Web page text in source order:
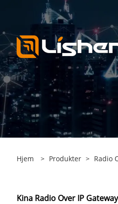
Hjem > Produkter > Radio
Kina Radio Over IP